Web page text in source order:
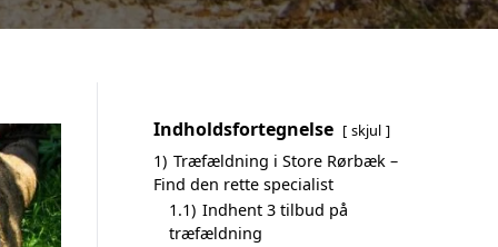
Indholdsfortegnelse skjul
1) Træfældning i Store Rørbæk –
Find den rette specialist
1.1) Indhent 3 tilbud på
træfældning